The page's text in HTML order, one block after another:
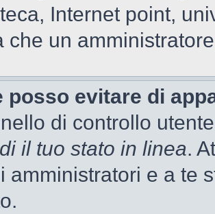
Internet point,
che un
posso evitare di
di controllo
il tuo stato in linea.
amministratori e a te